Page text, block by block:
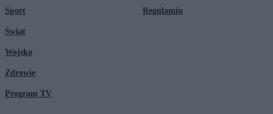
Sport
Świat
Wojsko
Zdrowie
Program TV
Regulamin